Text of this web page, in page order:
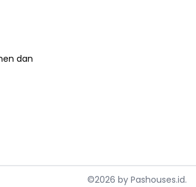
dan
©2026 by Pashouses.id.